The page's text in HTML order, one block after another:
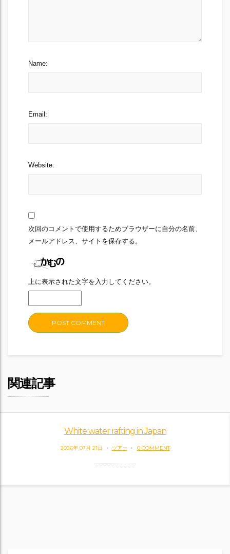
Name:
Email:
Website:
次回のコメントで使用するためブラウザーに自分の名前、
メールアドレス、サイトを保存する。
上に表示された文字を入力してください。
関連記事
White water rafting in Japan
2026年 07月 21日 ツアー 0 COMMENT